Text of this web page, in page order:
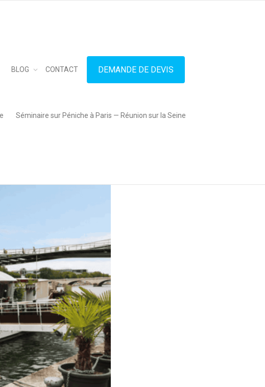
BLOG CONTACT DEMANDE DE DEVIS
Séminaire sur Péniche à Paris — Réunion sur la Seine